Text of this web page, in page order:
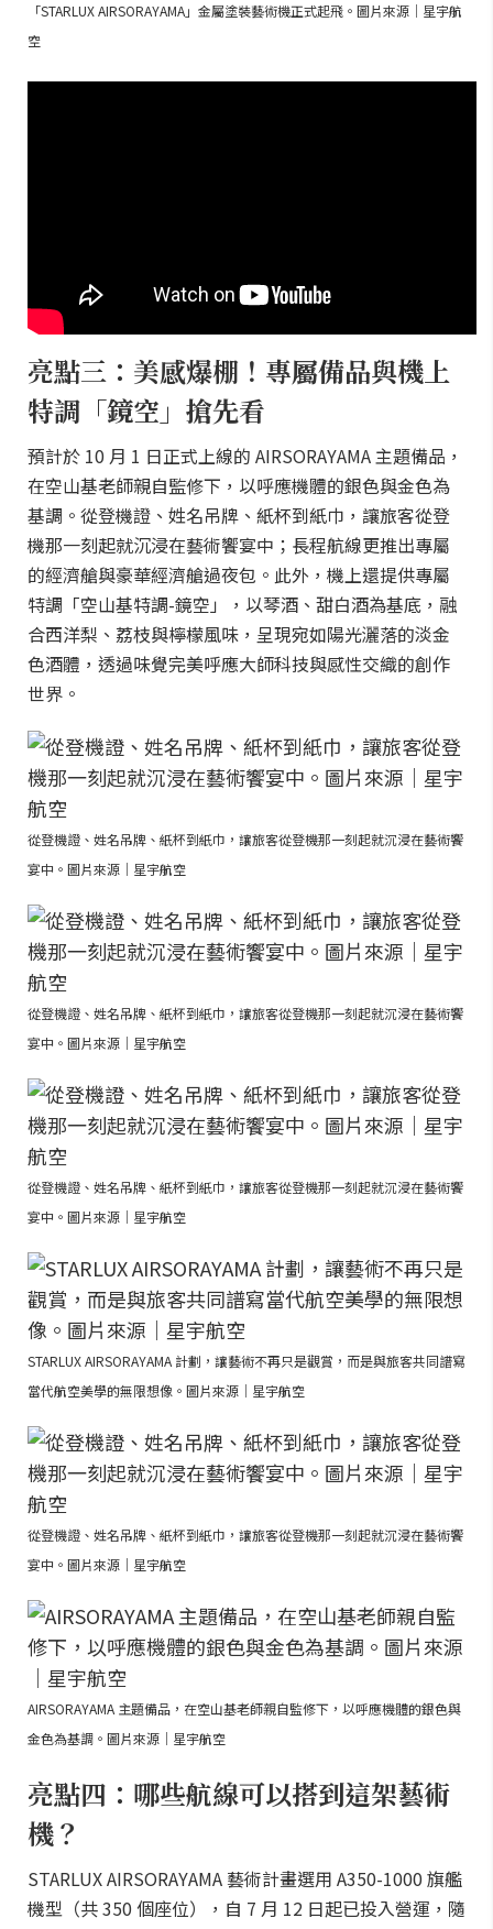
「STARLUX AIRSORAYAMA」金屬塗裝藝術機正式起飛。圖片來源｜星宇航
空
亮點三：美感爆棚！專屬備品與機上
特調「鏡空」搶先看
預計於 10 月 1 日正式上線的 AIRSORAYAMA 主題備品，
在空山基老師親自監修下，以呼應機體的銀色與金色為
基調。從登機證、姓名吊牌、紙杯到紙巾，讓旅客從登
機那一刻起就沉浸在藝術饗宴中；長程航線更推出專屬
的經濟艙與豪華經濟艙過夜包。此外，機上還提供專屬
特調「空山基特調-鏡空」，以琴酒、甜白酒為基底，融
合西洋梨、荔枝與檸檬風味，呈現宛如陽光灑落的淡金
色酒體，透過味覺完美呼應大師科技與感性交織的創作
世界。
從登機證、姓名吊牌、紙杯到紙巾，讓旅客從登機那一刻起就沉浸在藝術饗
宴中。圖片來源｜星宇航空
從登機證、姓名吊牌、紙杯到紙巾，讓旅客從登機那一刻起就沉浸在藝術饗
宴中。圖片來源｜星宇航空
從登機證、姓名吊牌、紙杯到紙巾，讓旅客從登機那一刻起就沉浸在藝術饗
宴中。圖片來源｜星宇航空
STARLUX AIRSORAYAMA 計劃，讓藝術不再只是觀賞，而是與旅客共同譜寫
當代航空美學的無限想像。圖片來源｜星宇航空
從登機證、姓名吊牌、紙杯到紙巾，讓旅客從登機那一刻起就沉浸在藝術饗
宴中。圖片來源｜星宇航空
AIRSORAYAMA 主題備品，在空山基老師親自監修下，以呼應機體的銀色與
金色為基調。圖片來源｜星宇航空
亮點四：哪些航線可以搭到這架藝術
機？
STARLUX AIRSORAYAMA 藝術計畫選用 A350-1000 旗艦
機型（共 350 個座位），自 7 月 12 日起已投入營運，隨